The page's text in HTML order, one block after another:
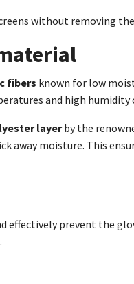
without removing
fibers known for low
and high humidity
layerby the
away moisture. This
effectively prevent the